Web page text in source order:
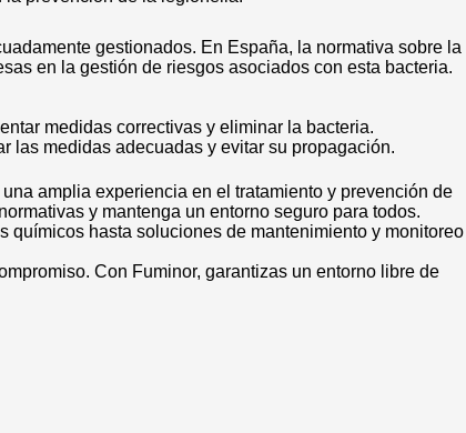
gestionados. En España, la normativa sobre la
en la gestión de riesgos asociados con esta bacteria.
medidas correctivas y eliminar la bacteria.
las medidas adecuadas y evitar su propagación.
amplia experiencia en el tratamiento y prevención de
y mantenga un entorno seguro para todos.
químicos hasta soluciones de mantenimiento y monitoreo
Con Fuminor, garantizas un entorno libre de